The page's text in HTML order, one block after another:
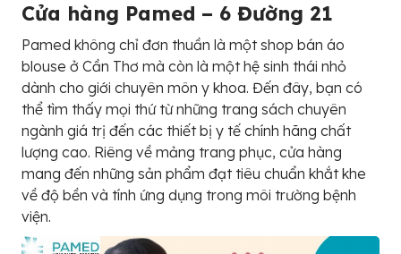
Cửa hàng Pamed – 6 Đường 21
Pamed không chỉ đơn thuần là một shop bán áo
blouse ở Cần Thơ mà còn là một hệ sinh thái nhỏ
dành cho giới chuyên môn y khoa. Đến đây, bạn có
thể tìm thấy mọi thứ từ những trang sách chuyên
ngành giá trị đến các thiết bị y tế chính hãng chất
lượng cao. Riêng về mảng trang phục, cửa hàng
mang đến những sản phẩm đạt tiêu chuẩn khắt khe
về độ bền và tính ứng dụng trong môi trường bệnh
viện.